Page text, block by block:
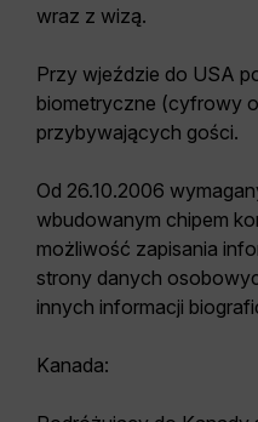
wraz z wizą.
Przy wjeździe do USA
biometryczne (cyfrowy
przybywających gości.
Od 26.10.2006
wbudowanym chipem
możliwość zapisania
strony danych
innych informacji
Kanada: